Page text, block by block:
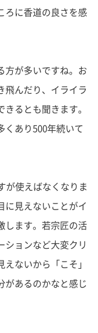
ろに香道の良さを感
方が多いですね。お
飛んだり、イライラ
るとも聞きます。
くあり500年続いて
が使えばなくなりま
に見えないことがイ
します。若宗匠の活
ションなど大変クリ
ないから「こそ」
があるのかなと感じ